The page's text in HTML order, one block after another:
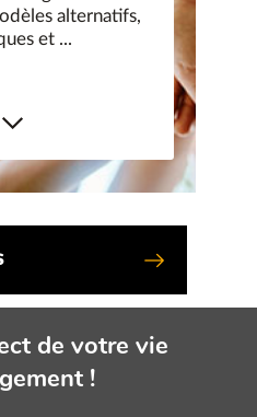
alternatifs,
et ...
de votre vie
!